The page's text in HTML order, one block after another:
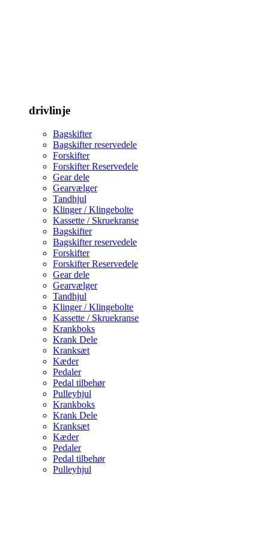
drivlinje
Bagskifter
Bagskifter reservedele
Forskifter
Forskifter Reservedele
Gear dele
Gearvælger
Tandhjul
Klinger / Klingebolte
Kassette / Skruekranse
Bagskifter
Bagskifter reservedele
Forskifter
Forskifter Reservedele
Gear dele
Gearvælger
Tandhjul
Klinger / Klingebolte
Kassette / Skruekranse
Krankboks
Krank Dele
Kranksæt
Kæder
Pedaler
Pedal tilbehør
Pulleyhjul
Krankboks
Krank Dele
Kranksæt
Kæder
Pedaler
Pedal tilbehør
Pulleyhjul